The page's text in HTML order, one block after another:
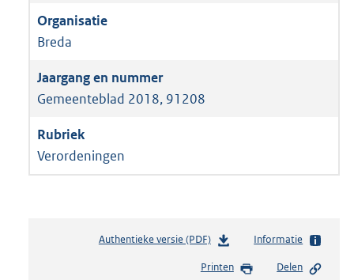
Breda
Gemeenteblad 2018, 91208
Verordeningen
Authentieke versie (PDF)b
s
Informatie
Printen Delen